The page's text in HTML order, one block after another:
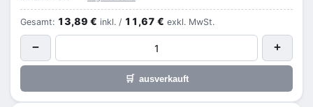
Gesamt: 13,89 € inkl. / 11,67 € exkl. MwSt.
− +
🛒 ausverkauft